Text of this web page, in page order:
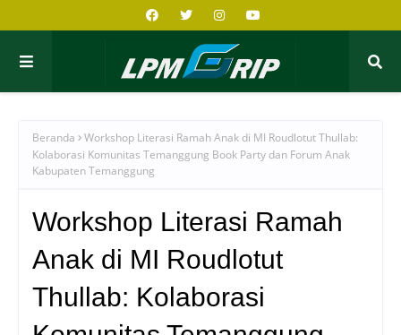
Beranda
Workshop Literasi Ramah Anak di MI Roudlotut Thullab:
Kolaborasi Komunitas Temanggung Book Party dan Forum Anak
Kabupaten Temanggung
Workshop Literasi Ramah
Anak di MI Roudlotut
Thullab: Kolaborasi